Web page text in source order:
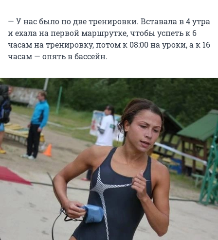
— У нас было по две тренировки. Вставала в 4 утра
и ехала на первой маршрутке, чтобы успеть к 6
часам на тренировку, потом к 08:00 на уроки, а к 16
часам — опять в бассейн.